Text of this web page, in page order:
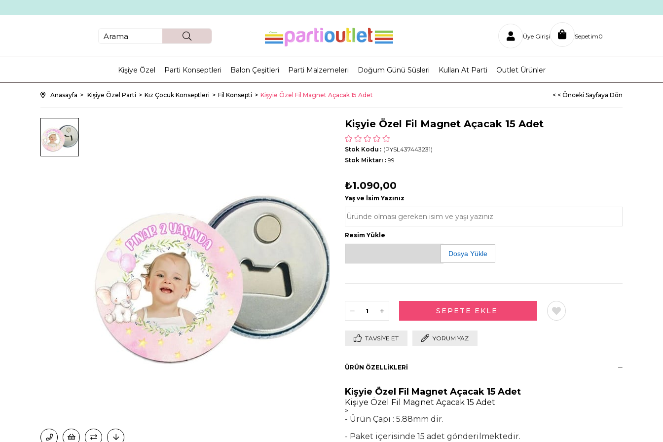
Üye Girişi Sepetim0
Kişiye Özel Parti Konseptleri Balon Çeşitleri Parti Malzemeleri Doğum Günü Süsleri Kullan At Parti Outlet Ürünler
Anasayfa Kişiye Özel Parti Kız Çocuk Konseptleri Fil Konsepti Kişyie Özel Fil Magnet Açacak 15 Adet < < Önceki Sayfaya Dön
Kişyie Özel Fil Magnet Açacak 15 Adet
(PYSL437443231)
Stok Kodu
Stok Miktarı : 99
₺1.090,00
Yaş ve İsim Yazınız
Resim Yükle
Dosya Yükle
TAVSIYE ET YORUM YAZ
ÜRÜN ÖZELLIKLERI
Kişyie Özel Fil Magnet Açacak 15 Adet
Kişiye Özel Fil Magnet Açacak 15 Adet
>
- Ürün Çapı : 5.88mm dir.
- Paket içerisinde 15 adet gönderilmektedir.